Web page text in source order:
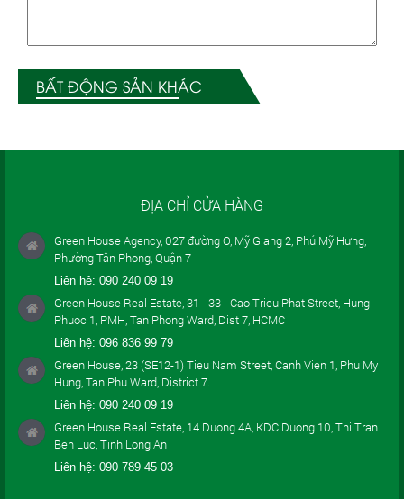
BẤT ĐỘNG SẢN KHÁC
ĐỊA CHỈ CỬA HÀNG
Green House Agency, 027 đường O, Mỹ Giang 2, Phú Mỹ Hưng,
Phường Tân Phong, Quận 7
Liên hệ: 090 240 09 19
Green House Real Estate, 31 - 33 - Cao Trieu Phat Street, Hung
Phuoc 1, PMH, Tan Phong Ward, Dist 7, HCMC
Liên hệ: 096 836 99 79
Green House, 23 (SE12-1) Tieu Nam Street, Canh Vien 1, Phu My
Hung, Tan Phu Ward, District 7.
Liên hệ: 090 240 09 19
Green House Real Estate, 14 Duong 4A, KDC Duong 10, Thi Tran
Ben Luc, Tinh Long An
Liên hệ: 090 789 45 03